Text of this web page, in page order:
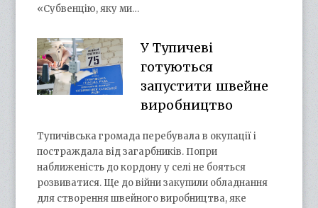
«Субвенцію, яку ми…
У Тупичеві
готуються
запустити швейне
виробництво
Тупичівська громада перебувала в окупації і
постраждала від загарбників. Попри
наближеність до кордону у селі не бояться
розвиватися. Ще до війни закупили обладнання
для створення швейного виробництва, яке